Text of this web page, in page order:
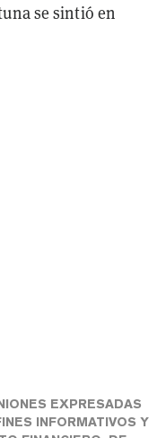
se sintió en
EXPRESADAS
INFORMATIVOS Y